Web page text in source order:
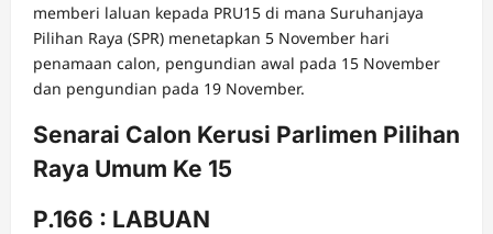
memberi laluan kepada PRU15 di mana Suruhanjaya
Pilihan Raya (SPR) menetapkan 5 November hari
penamaan calon, pengundian awal pada 15 November
dan pengundian pada 19 November.
Senarai Calon Kerusi Parlimen Pilihan
Raya Umum Ke 15
P.166 : LABUAN